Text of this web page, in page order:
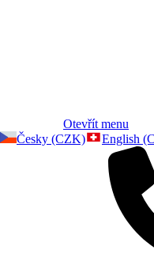
Otevřít menu
Česky (CZK) English